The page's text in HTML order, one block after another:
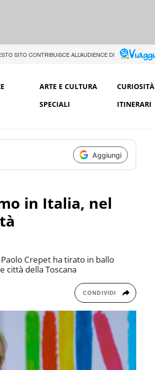
SITO CONTRIBUISCE ALL’AUDIENCE DI
ARTE E CULTURA CURIOSITÀ
SPECIALI ITINERARI
Aggiungi
in Italia, nel
Crepet ha tirato in ballo
città della Toscana
CONDIVIDI